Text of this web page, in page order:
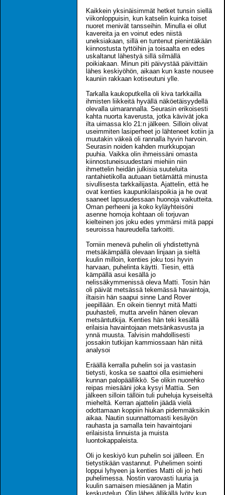
Kaikkein yksinäisimmät hetket tunsin siellä
viikonloppuisin, kun katselin kuinka toiset
nuoret menivät tansseihin. Minulla ei ollut
kavereita ja en voinut edes niistä
uneksiakaan, sillä en tuntenut pienintäkään
kiinnostusta tyttöihin ja toisaalta en edes
uskaltanut lähestyä sillä silmällä
poikiakaan. Minun piti päivystää päivittäin
lähes keskiyöhön, aikaan kun kaste nousee
kauniin rakkaan kotiseutuni ylle.
Tarkalla kaukoputkella oli kiva tarkkailla
ihmisten liikkeitä hyvällä näköetäisyydellä
olevalla uimarannalla. Seurasin erikoisesti
kahta nuorta kaverusta, jotka kävivät joka
ilta uimassa klo 21:n jälkeen. Silloin olivat
useimmiten lasiperheet jo lähteneet kotiin ja
muutakin väkeä oli rannalla hyvin harvoin.
Seurasin noiden kahden murkkupojan
puuhia. Vaikka olin ihmeissäni omasta
kiinnostuneisuudestani miehiin niin
ihmettelin heidän julkisia suuteluita
rantahietikolla autuaan tietämättä minusta
sivullisesta tarkkailijasta. Ajattelin, että he
ovat kenties kaupunkilaispoikia ja he ovat
saaneet lapsuudessaan huonoja vaikutteita.
Oman perheeni ja koko kyläyhteisöni
asenne homoja kohtaan oli torjuvan
kielteinen jos joku edes ymmärsi mitä pappi
seuroissa haureudella tarkoitti.
Torniin menevä puhelin oli yhdistettynä
metsäkämpällä olevaan linjaan ja sieltä
kuulin milloin, kenties joku tosi hyvin
harvaan, puhelinta käytti. Tiesin, että
kämpällä asui kesällä jo
nelissäkymmenissä oleva Matti. Tosin hän
oli päivät metsässä tekemässä havaintoja,
iltaisin hän saapui sinne Land Rover
jeepillään. En oikein tiennyt mitä Matti
puuhasteli, mutta arvelin hänen olevan
metsäntutkija. Kenties hän teki kesällä
erilaisia havaintojaan metsänkasvusta ja
ynnä muusta. Talvisin mahdollisesti
jossakin tutkijan kammiossaan hän niitä
analysoi
Eräällä kerralla puhelin soi ja vastasin
tietysti, koska se saattoi olla esimieheni
kunnan palopäällikkö. Se olikin nuorehko
reipas miesääni joka kysyi Mattia. Sen
jälkeen silloin tällöin tuli puheluja kyseiseltä
mieheltä. Kerran ajattelin jäädä vielä
odottamaan koppiin hiukan pidemmäksikin
aikaa. Nautin suunnattomasti kesäyön
rauhasta ja samalla tein havaintojani
erilaisista linnuista ja muista
luontokappaleista.
Oli jo keskiyö kun puhelin soi jälleen. En
tietystikään vastannut. Puhelimen sointi
loppui lyhyeen ja kenties Matti oli jo heti
puhelimessa. Nostin varovasti luuria ja
kuulin samaisen miesäänen ja Matin
keskustelun. Olin lähes ällikällä lyöty kun